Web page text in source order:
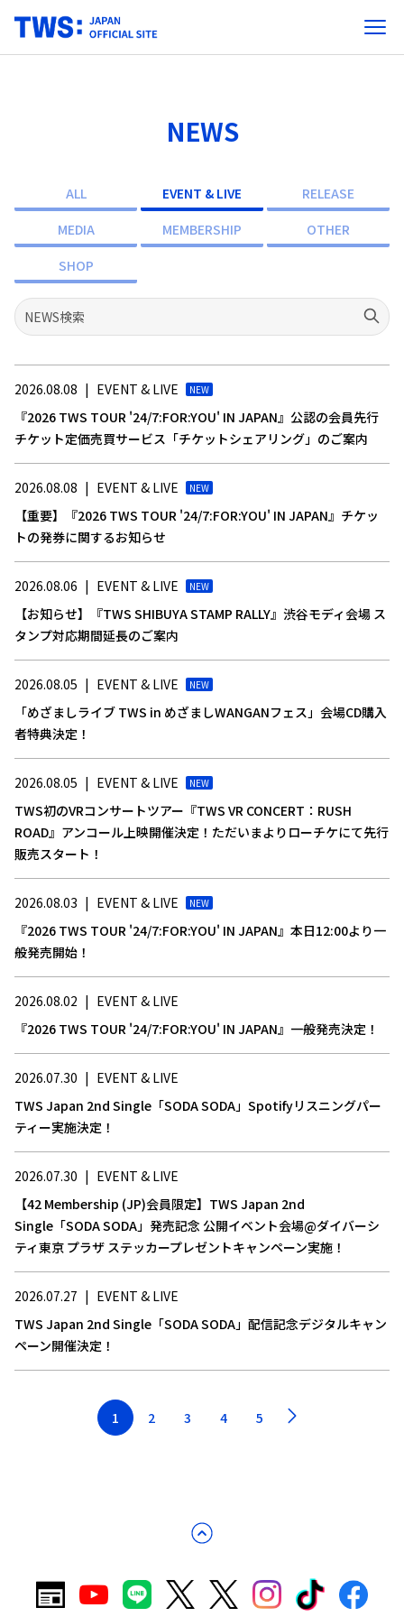
NEWS
ALL EVENT & LIVE
RELEASE
MEDIA
MEMBERSHIP
OTHER
SHOP
2026.08.08 | EVENT & LIVE NEW
『2026 TWS TOUR '24/7:FOR:YOU' IN JAPAN』公認の会員先行
チケット定価売買サービス「チケットシェアリング」のご案内
2026.08.08 | EVENT & LIVE NEW
【重要】『2026 TWS TOUR '24/7:FOR:YOU' IN JAPAN』チケッ
トの発券に関するお知らせ
2026.08.06 | EVENT & LIVE NEW
【お知らせ】『TWS SHIBUYA STAMP RALLY』渋谷モディ会場 ス
タンプ対応期間延長のご案内
2026.08.05 | EVENT & LIVE NEW
「めざましライブ TWS in めざましWANGANフェス」会場CD購入
者特典決定！
2026.08.05 | EVENT & LIVE NEW
TWS初のVRコンサートツアー『TWS VR CONCERT：RUSH
ROAD』アンコール上映開催決定！ただいまよりローチケにて先行
販売スタート！
2026.08.03 | EVENT & LIVE NEW
『2026 TWS TOUR '24/7:FOR:YOU' IN JAPAN』本日12:00より一
般発売開始！
2026.08.02 | EVENT & LIVE
『2026 TWS TOUR '24/7:FOR:YOU' IN JAPAN』一般発売決定！
2026.07.30 | EVENT & LIVE
TWS Japan 2nd Single「SODA SODA」Spotifyリスニングパー
ティー実施決定！
2026.07.30 | EVENT & LIVE
【42 Membership (JP)会員限定】TWS Japan 2nd
Single「SODA SODA」発売記念 公開イベント会場@ダイバーシ
ティ東京 プラザ ステッカープレゼントキャンペーン実施！
2026.07.27 | EVENT & LIVE
TWS Japan 2nd Single「SODA SODA」配信記念デジタルキャン
ペーン開催決定！
1 2 3 4 5